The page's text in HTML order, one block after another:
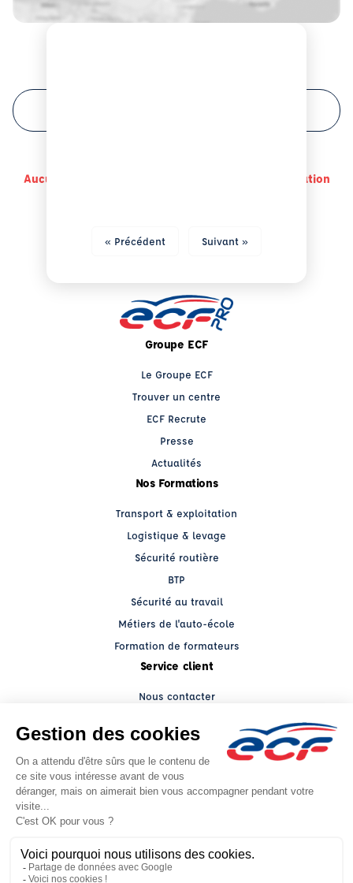
Aucun centre a des disponibilité pour cette formation
« Précédent Suivant »
Groupe ECF
Le Groupe ECF
Trouver un centre
ECF Recrute
Presse
Actualités
Nos Formations
Transport & exploitation
Logistique & levage
Sécurité routière
BTP
Sécurité au travail
Métiers de l'auto-école
Formation de formateurs
Service client
Nous contacter
Espace client
Grands comptes